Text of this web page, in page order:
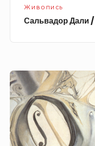
Живопись
Сальвадор Дали
Сальвадор
Дали,
сюрреализм